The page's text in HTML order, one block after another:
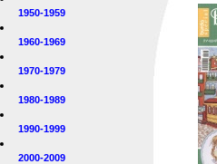
1950-1959
1960-1969
1970-1979
1980-1989
1990-1999
2000-2009